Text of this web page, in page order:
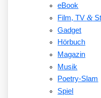
eBook
Film, TV&
Gadget
Hörbuch
Magazin
Musik
Poetry-Slam
Spiel